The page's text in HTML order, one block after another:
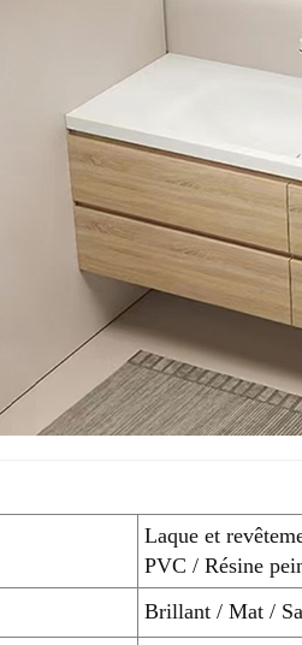
Laque et
PVC / Résine
Brillant / Mat /